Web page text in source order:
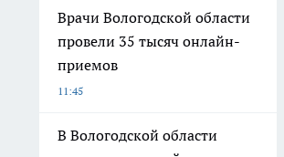
Врачи Вологодской области
провели 35 тысяч онлайн-
приемов
11:45
В Вологодской области